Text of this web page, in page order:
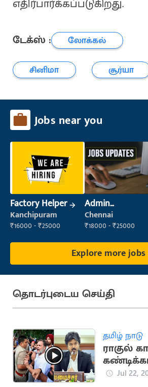
எதிர்பார்க்கப்படுகிறது.
டேக்ஸ் :
லோக்கல்
சினிமா
சூர்யா
Jobs near you
Factory Helper
Kanchipuram
₹16000 - ₹25000
Admin
Supervisor
Chennai
₹18000 - ₹25000
Explore more jobs
தொடர்புடைய செய்தி
தமிழ் நாடு
ராகுல்
மௌனம்
Jul 22,